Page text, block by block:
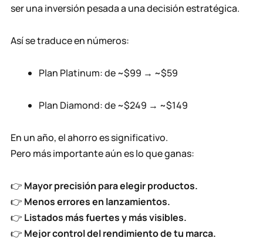
ser una inversión pesada a una decisión estratégica.
Así se traduce en números:
Plan Platinum: de ~$99 → ~$59
Plan Diamond: de ~$249 → ~$149
En un año, el ahorro es significativo.
Pero más importante aún es lo que ganas:
👉 Mayor precisión para elegir productos.
👉 Menos errores en lanzamientos.
👉 Listados más fuertes y más visibles.
👉 Mejor control del rendimiento de tu marca.